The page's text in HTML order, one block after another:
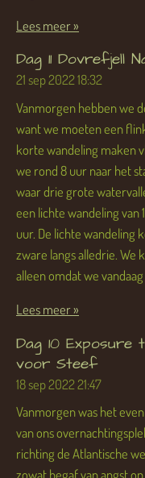
Lees meer »
Dag 11 Dovrefjell
21 sep 202218:32
Vanmorgen hebben we
want we moeten een
korte wandeling maken
we rond 8 uur naar het
waar drie grote
een lichte wandeling van
uur. De lichte wandeling
zware langs alledrie. We
alleen omdat we
Lees meer »
Dag 10 Exposure
voor Steef
18 sep 202221:47
Vanmorgen was het
van ons
richting de Atlantische
zowat begaf van angst